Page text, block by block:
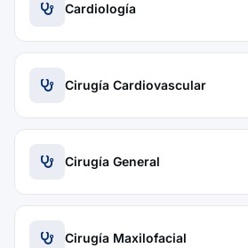
Cardiología
Cirugía Cardiovascular
Cirugía General
Cirugía Maxilofacial